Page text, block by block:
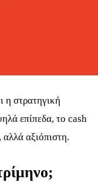
η στρατηγική
επίπεδα, το cash
αξιόπιστη.